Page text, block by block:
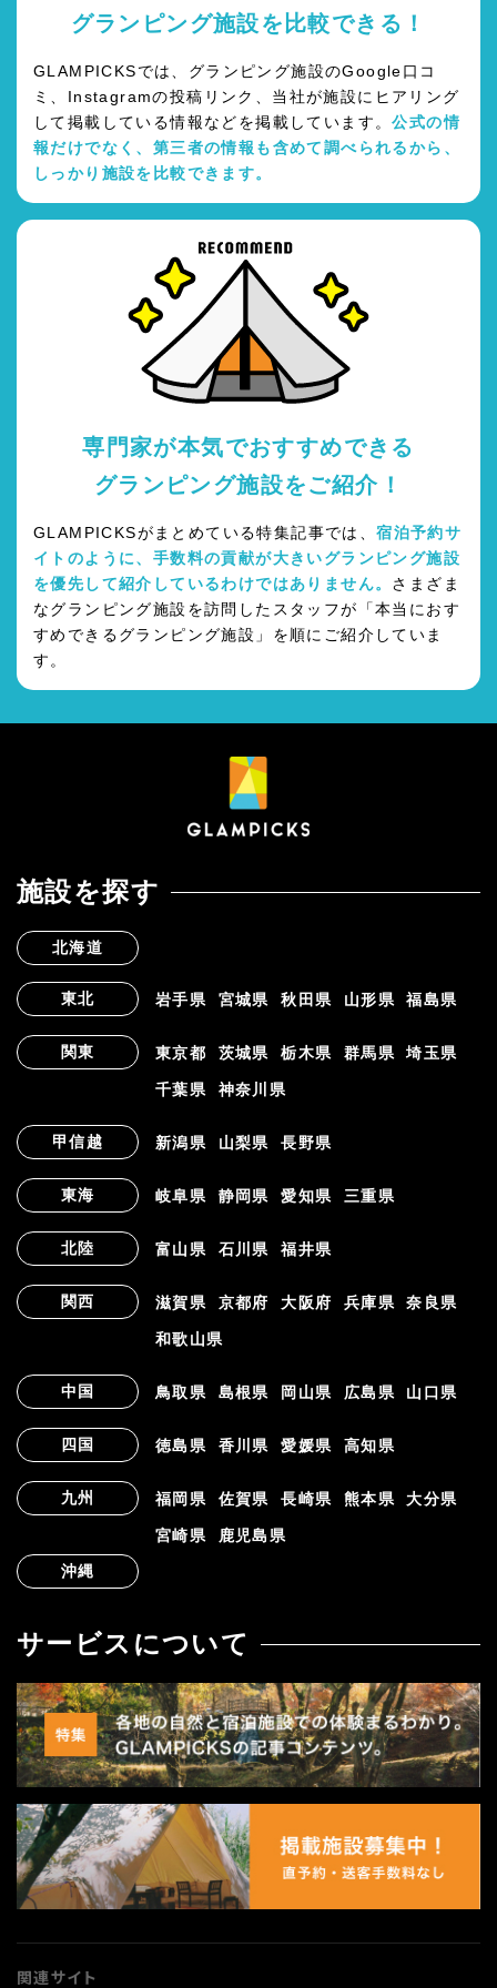
グランピング施設を比較できる！
GLAMPICKSでは、グランピング施設のGoogle口コ
ミ、Instagramの投稿リンク、当社が施設にヒアリング
して掲載している情報などを掲載しています。公式の情
報だけでなく、第三者の情報も含めて調べられるから、
しっかり施設を比較できます。
専門家が本気でおすすめできる
グランピング施設をご紹介！
GLAMPICKSがまとめている特集記事では、宿泊予約サ
イトのように、手数料の貢献が大きいグランピング施設
を優先して紹介しているわけではありません。 さまざま
なグランピング施設を訪問したスタッフが「本当におす
すめできるグランピング施設」を順にご紹介していま
す。
施設を探す
北海道
東北 岩手県 宮城県 秋田県 山形県 福島県
関東 東京都 茨城県 栃木県 群馬県 埼玉県
千葉県 神奈川県
甲信越 新潟県 山梨県 長野県
東海 岐阜県 静岡県 愛知県 三重県
北陸 富山県 石川県 福井県
関西 滋賀県 京都府 大阪府 兵庫県 奈良県
和歌山県
中国 鳥取県 島根県 岡山県 広島県 山口県
四国 徳島県 香川県 愛媛県 高知県
九州 福岡県 佐賀県 長崎県 熊本県 大分県
宮崎県
鹿児島県
沖縄
サービスについて
関連サイト